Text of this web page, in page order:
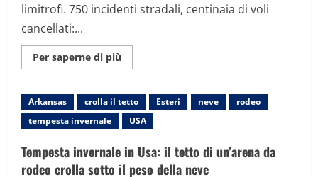
limitrofi. 750 incidenti stradali, centinaia di voli
cancellati:...
Per saperne di più
informazioni
di
neve
si
abbatte
sud
degli
Usa,
Arkansas crolla il tetto Esteri neve
rodeo
tempesta invernale
USA
Tempesta invernale in Usa: il tetto di un’arena da
rodeo crolla sotto il peso della neve